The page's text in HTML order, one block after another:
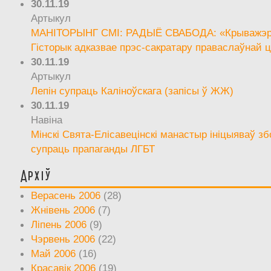
30.11.19
Артыкул
МАНІТОРЫНГ СМІ: РАДЫЁ СВАБОДА:
Гісторык адказвае прэс-сакратару праваслаўнай
30.11.19
Артыкул
Лепін супраць Каліноўскага (запісы ў ЖЖ)
30.11.19
Навіна
Мінскі Свята-Елісавецінскі манастыр ініцыяваў
супраць прапаганды ЛГБТ
Архіў
Верасень 2006 (28)
Жнівень 2006 (7)
Ліпень 2006 (9)
Чэрвень 2006 (22)
Май 2006 (16)
Красавік 2006 (19)